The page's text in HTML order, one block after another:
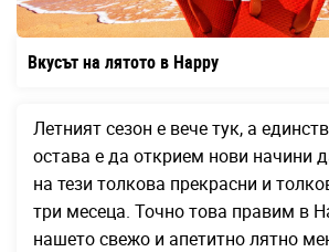
Вкусът на лятото в Happy
Летният сезон е вече тук, а
остава е да открием нови начини
на тези толкова прекрасни и
три месеца. Точно това правим в
нашето свежо и апетитно лятно